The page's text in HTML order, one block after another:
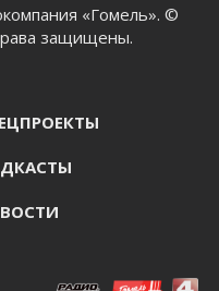
«Гомель». ©
защищены.